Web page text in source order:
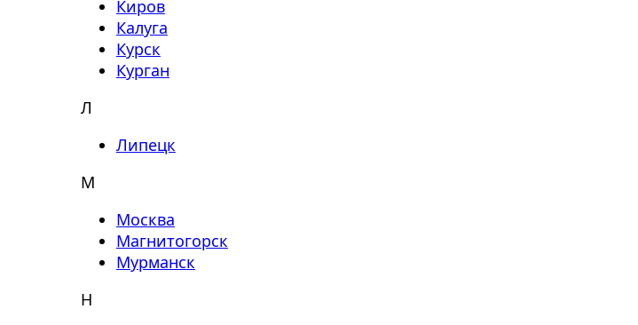
Киров
Калуга
Курск
Курган
Л
Липецк
М
Москва
Магнитогорск
Мурманск
Н